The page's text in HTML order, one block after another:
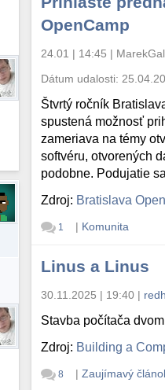
OpenCamp
24.01 | 14:45 |
Dátum udalosti:
Štvrtý ročník
spustená možnosť
zameriava na témy
softvéru, otvorených
podobne. Podujatie
Zdroj: Bratislava
1 | Komunita
Linus a Linus
30.11.2025 | 19:40 |
Stavba počítača
Zdroj: Building a
8 | Zaujímavý